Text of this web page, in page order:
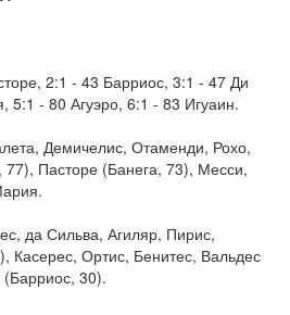
2:1 - 43 Барриос, 3:1 - 47 Ди
- 80 Агуэро, 6:1 - 83 Игуаин.
Демичелис, Отаменди, Рохо,
77), Пасторе (Банега, 73), Месси,
да Сильва, Агиляр, Пирис,
Касерес, Ортис, Бенитес, Вальдес
30).